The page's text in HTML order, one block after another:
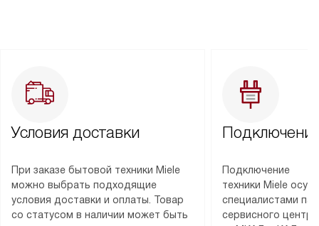
Условия доставки
При заказе бытовой техники Miele
можно выбрать подходящие
условия доставки и оплаты. Товар
со статусом в наличии может быть
Подключение
техники Miele
специалистами
сервисного